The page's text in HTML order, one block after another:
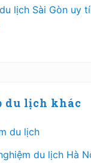
lịch Sài Gòn uy
du lịch khác
du lịch
du lịch Hà